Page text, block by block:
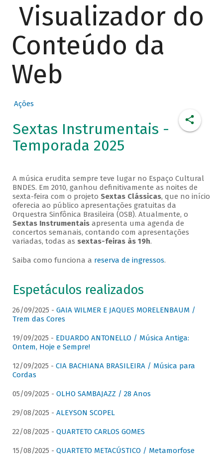
Visualizador do
Conteúdo da
Web
Ações
Sextas Instrumentais -
Temporada 2025
A música erudita sempre teve lugar no Espaço Cultural
BNDES. Em 2010, ganhou definitivamente as noites de
sexta-feira com o projeto Sextas Clássicas, que no início
oferecia ao público apresentações gratuitas da
Orquestra Sinfônica Brasileira (OSB). Atualmente, o
Sextas Instrumentaisapresenta uma agenda de
concertos semanais, contando com apresentações
variadas, todas as sextas-feiras às 19h.
Saiba como funciona a reserva de ingressos.
Espetáculos realizados
26/09/2025 - GAIA WILMER E JAQUES MORELENBAUM /
Trem das Cores
19/09/2025 - EDUARDO ANTONELLO / Música Antiga:
Ontem, Hoje e Sempre!
12/09/2025 - CIA BACHIANA BRASILEIRA / Música para
Cordas
05/09/2025 - OLHO SAMBAJAZZ / 28 Anos
29/08/2025 - ALEYSON SCOPEL
22/08/2025 - QUARTETO CARLOS GOMES
15/08/2025 - QUARTETO METACÚSTICO / Metamorfose